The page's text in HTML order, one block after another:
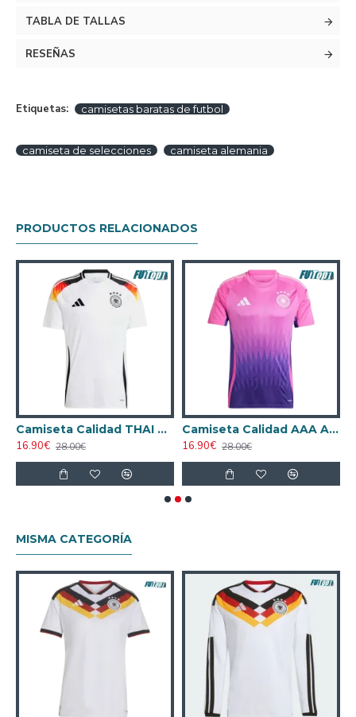
TABLA DE TALLAS
RESEÑAS
Etiquetas: camisetas baratas de futbol
camiseta de selecciones camiseta alemania
PRODUCTOS RELACIONADOS
Camiseta Calidad THAI Alemania Home 2024
16.90€ 28.00€
Camiseta Calidad AAA Alemania Away 2024
16.90€ 28.00€
MISMA CATEGORÍA